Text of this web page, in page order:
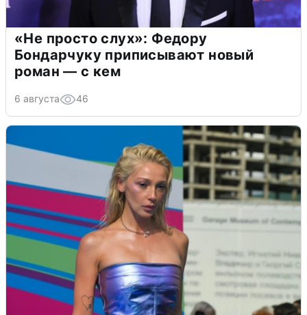
«Не просто слух»: Федору
Бондарчуку приписывают новый
роман — с кем
6 августа 46